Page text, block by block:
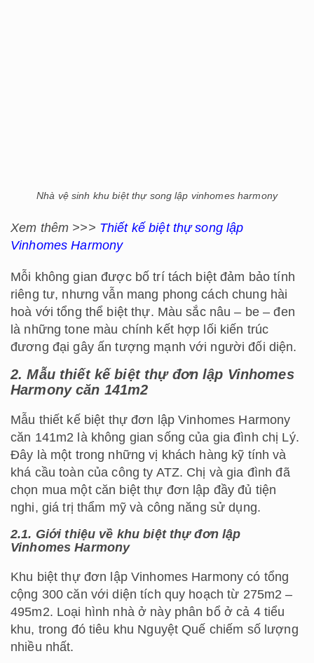
Nhà vệ sinh khu biệt thự song lập vinhomes harmony
Xem thêm >>> Thiết kế biệt thự song lập
Vinhomes Harmony
Mỗi không gian được bố trí tách biệt đảm bảo tính
riêng tư, nhưng vẫn mang phong cách chung hài
hoà với tổng thể biệt thự. Màu sắc nâu – be – đen
là những tone màu chính kết hợp lối kiến trúc
đương đại gây ấn tượng mạnh với người đối diện.
2. Mẫu thiết kế biệt thự đơn lập Vinhomes
Harmony căn 141m2
Mẫu thiết kế biệt thự đơn lập Vinhomes Harmony
căn 141m2 là không gian sống của gia đình chị Lý.
Đây là một trong những vị khách hàng kỹ tính và
khá cầu toàn của công ty ATZ. Chị và gia đình đã
chọn mua một căn biệt thự đơn lập đầy đủ tiện
nghi, giá trị thẩm mỹ và công năng sử dụng.
2.1. Giới thiệu về khu biệt thự đơn lập
Vinhomes Harmony
Khu biệt thự đơn lập Vinhomes Harmony có tổng
cộng 300 căn với diện tích quy hoạch từ 275m2 –
495m2. Loại hình nhà ở này phân bổ ở cả 4 tiểu
khu, trong đó tiêu khu Nguyệt Quế chiếm số lượng
nhiều nhất.